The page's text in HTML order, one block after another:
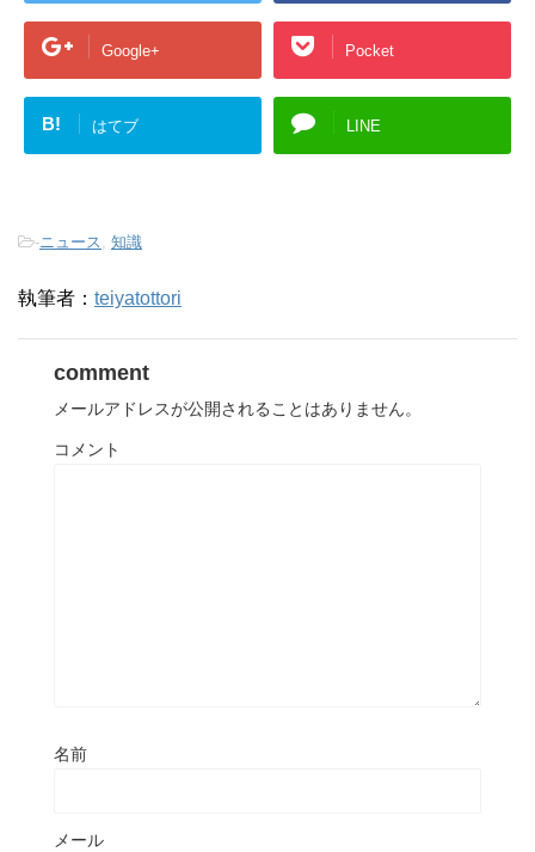
Google+ Pocket
B! はてブ LINE
-ニュース, 知識
執筆者： teiyatottori
comment
メールアドレスが公開されることはありません。
コメント
名前
メール